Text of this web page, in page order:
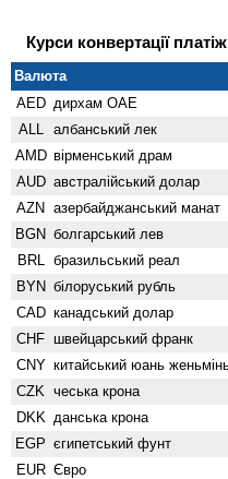
Курси конвертації
Валюта
AED дирхам ОАЕ
ALL албанський лек
AMD вiрменський драм
AUD австралійський долар
AZN азербайджанський манат
BGN болгарський лев
BRL бразильський реал
BYN білоруський рубль
CAD канадський долар
CHF швейцарський франк
CNY китайський юань
CZK чеська крона
DKK данська крона
EGP єгипетський фунт
EUR Євро